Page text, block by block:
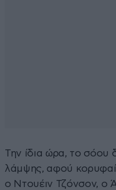
Την ίδια ώρα, το σόου
λάμψης, αφού
ο Ντουέιν Τζόνσον, ο